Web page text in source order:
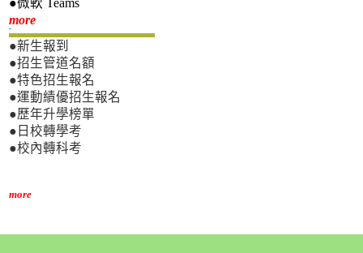
●微軟 Teams
more新生專區
●新生報到
●招生管道名額
●特色招生報名
●運動績優招生報名
●歷年升學榜單
●日校轉學考
●校內轉科考
more